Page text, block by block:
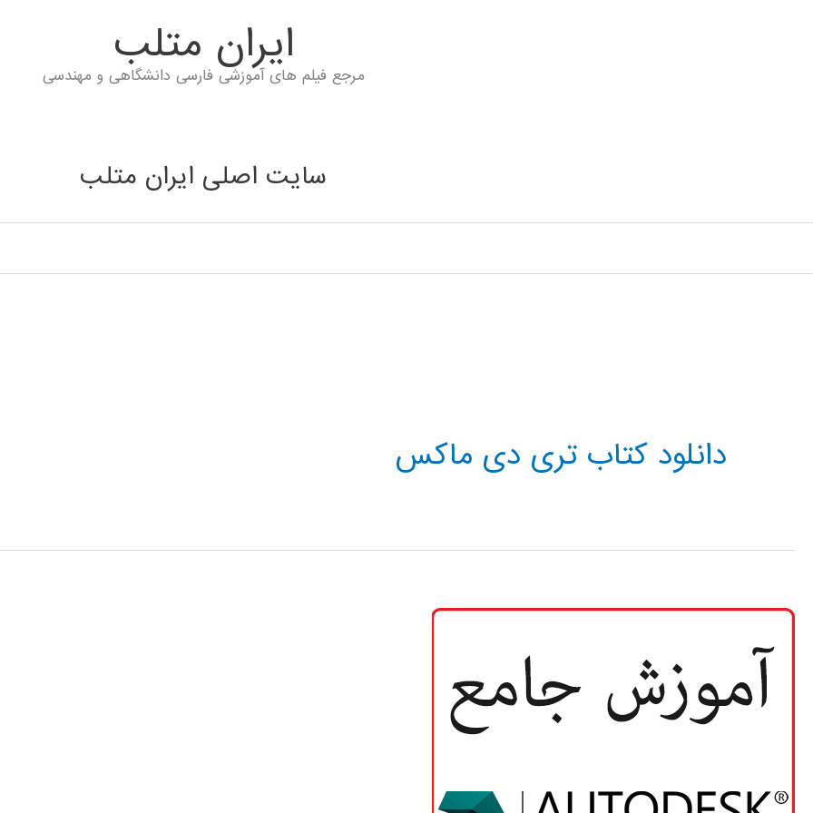
ايران متلب
مرجع فیلم های آموزشی فارسی دانشگاهی و مهندسی
سایت اصلی ایران متلب
دانلود کتاب تری دی ماکس